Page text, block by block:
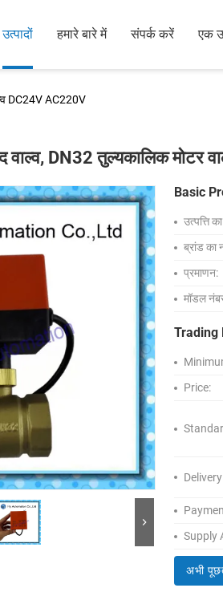
उत्पादों हमारे बारे में संपर्क करें एक
DC24V AC220V
DN32 तुल्यकालिक मोटर
Basic
उत्पत्ति
ब्रांड का
प्रमाणन:
मॉडल
Trading
Price:
Supply
अभी